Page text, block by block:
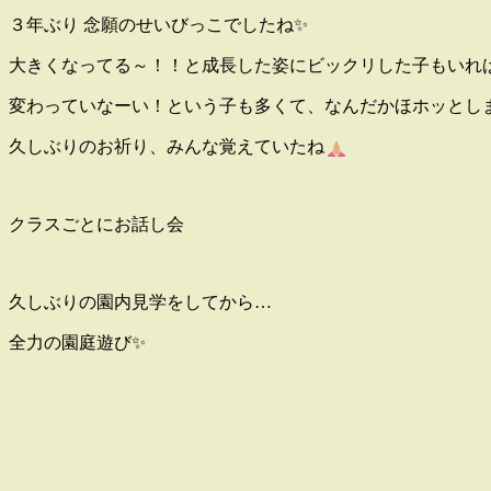
３年ぶり 念願のせいびっこでしたね✨
大きくなってる～！！と成長した姿にビックリした子もいれ
変わっていなーい！という子も多くて、なんだかほホッとし
久しぶりのお祈り、みんな覚えていたね
クラスごとにお話し会
久しぶりの園内見学をしてから…
全力の園庭遊び✨